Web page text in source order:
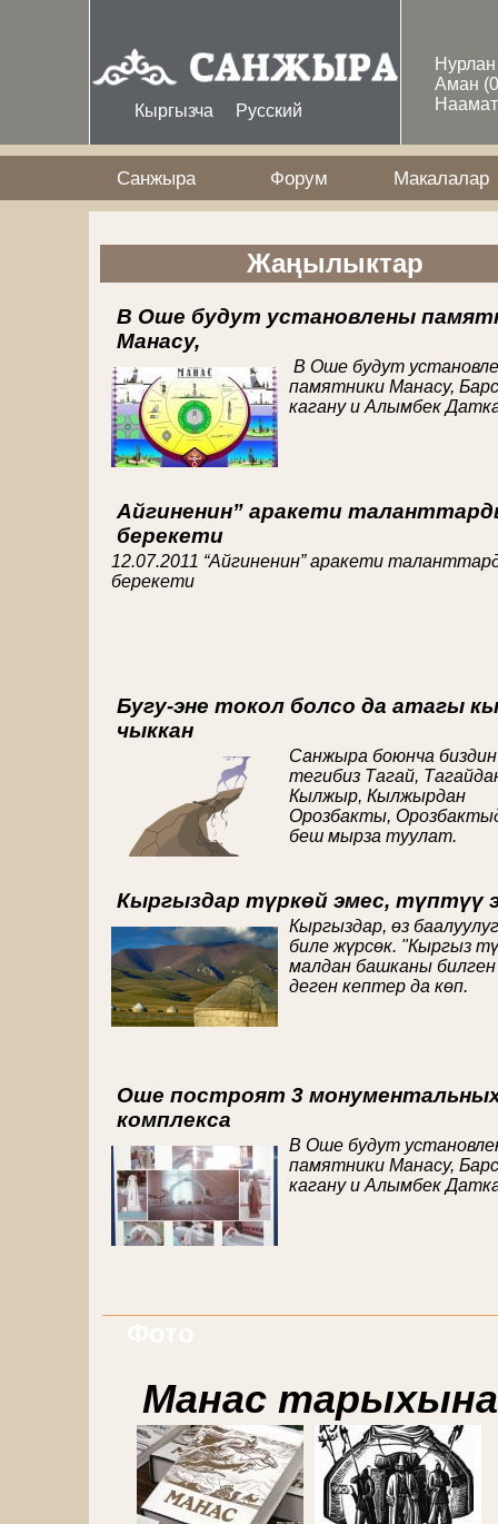
Кыргызча Русский
Аман
Санжыра Форум Макалалар
Жаңылыктар
В Оше будут установлены
Манасу,
В Оше будут
памятники Манасу,
кагану и Алымбек
Айгиненин” аракети
берекети
12.07.2011 “Айгиненин” аракети
берекети
Бугу-эне токол болсо да атагы
чыккан
Санжыра боюнча
тегибиз Тагай,
Кылжыр, Кылжырдан
Орозбакты,
беш мырза туулат.
Кыргыздар түркөй эмес, түптүү
Кыргыздар, өз
биле жүрсөк. "Кыргыз
малдан башканы
деген кептер да көп.
Оше построят 3
комплекса
В Оше будут
памятники Манасу,
кагану и Алымбек
Манас